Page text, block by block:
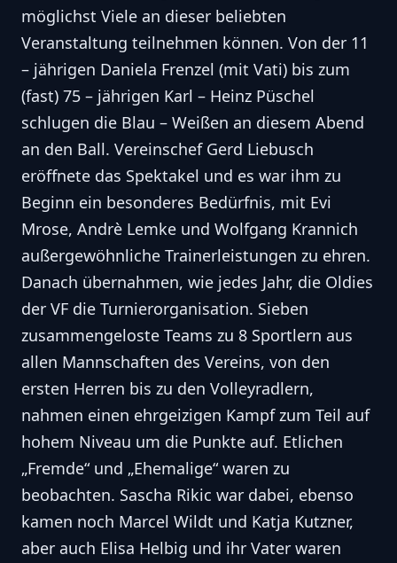
möglichst Viele an dieser beliebten
Veranstaltung teilnehmen können. Von der 11
– jährigen Daniela Frenzel (mit Vati) bis zum
(fast) 75 – jährigen Karl – Heinz Püschel
schlugen die Blau – Weißen an diesem Abend
an den Ball. Vereinschef Gerd Liebusch
eröffnete das Spektakel und es war ihm zu
Beginn ein besonderes Bedürfnis, mit Evi
Mrose, Andrè Lemke und Wolfgang Krannich
außergewöhnliche Trainerleistungen zu ehren.
Danach übernahmen, wie jedes Jahr, die Oldies
der VF die Turnierorganisation. Sieben
zusammengeloste Teams zu 8 Sportlern aus
allen Mannschaften des Vereins, von den
ersten Herren bis zu den Volleyradlern,
nahmen einen ehrgeizigen Kampf zum Teil auf
hohem Niveau um die Punkte auf. Etlichen
„Fremde“ und „Ehemalige“ waren zu
beobachten. Sascha Rikic war dabei, ebenso
kamen noch Marcel Wildt und Katja Kutzner,
aber auch Elisa Helbig und ihr Vater waren